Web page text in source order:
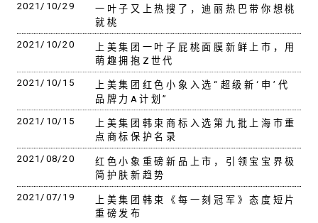
2021/10/29
一叶子又上热搜了，迪丽热巴带你想桃
就桃
2021/10/20
上美集团一叶子屁桃面膜新鲜上市，用
萌趣拥抱Z世代
2021/10/15 上美集团红色小象入选“超级新‘申’代
品牌力A计划”
2021/10/15
上美集团韩束商标入选第九批上海市重
点商标保护名录
2021/08/20 红色小象重磅新品上市，引领宝宝界极
简护肤新趋势
2021/07/19
上美集团韩束《每一刻冠军》态度短片
重磅发布